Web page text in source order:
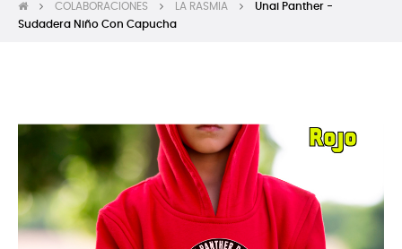
COLABORACIONES LA RASMIA
Unai Panther -
Sudadera Niño Con Capucha